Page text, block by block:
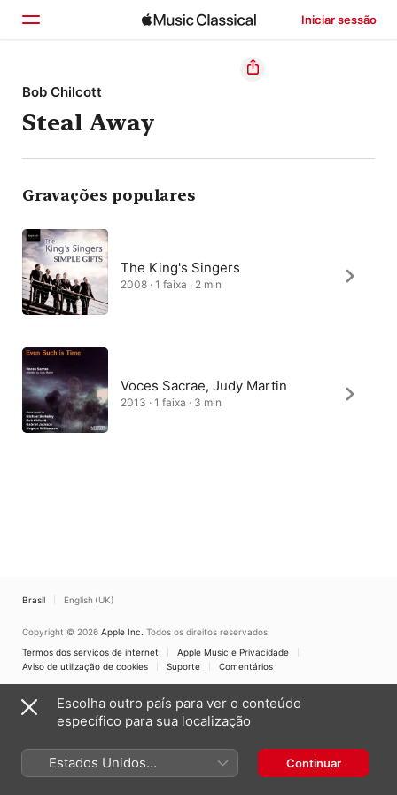
Iniciar sessão
Início
Explorar
Buscar
Bob Chilcott
Steal Away
Gravações populares
The King's Singers
2008 · 1 faixa · 2 min
Voces Sacrae, Judy Martin
2013 · 1 faixa · 3 min
Brasil English (UK)
Copyright © 2026 Apple Inc. Todos os direitos reservados.
Termos dos serviços de internet
Apple Music e Privacidade
Aviso de utilização de cookies
Suporte Comentários
Escolha outro país para ver o conteúdo
específico para sua localização
Estados Unidos
(Português Brasil)
Continuar